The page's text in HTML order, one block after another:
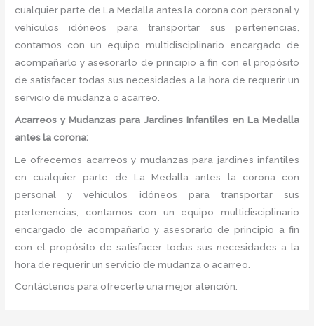
cualquier parte de La Medalla antes la corona con personal y
vehículos idóneos para transportar sus pertenencias,
contamos con un equipo multidisciplinario encargado de
acompañarlo y asesorarlo de principio a fin con el propósito
de satisfacer todas sus necesidades a la hora de requerir un
servicio de mudanza o acarreo.
Acarreos y Mudanzas para Jardines Infantiles en La Medalla
antes la corona:
Le ofrecemos acarreos y mudanzas para jardines infantiles
en cualquier parte de La Medalla antes la corona con
personal y vehículos idóneos para transportar sus
pertenencias, contamos con un equipo multidisciplinario
encargado de acompañarlo y asesorarlo de principio a fin
con el propósito de satisfacer todas sus necesidades a la
hora de requerir un servicio de mudanza o acarreo.
Contáctenos para ofrecerle una mejor atención.